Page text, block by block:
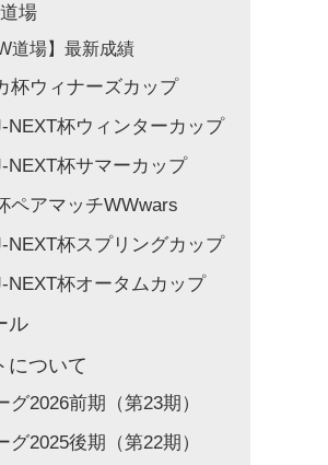
場
道場】最新成績
杯ウィナーズカップ
NEXT杯ウィンターカップ
NEXT杯サマーカップ
ペアマッチWWwars
NEXT杯スプリングカップ
NEXT杯オータムカップ
ル
について
グ2026前期（第23期）
グ2025後期（第22期）